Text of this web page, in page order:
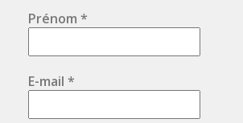
Prénom *
E-mail *